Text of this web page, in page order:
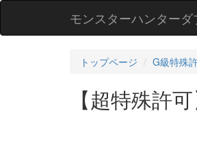
モンスターハンター
トップページ G級特殊
【超特殊許